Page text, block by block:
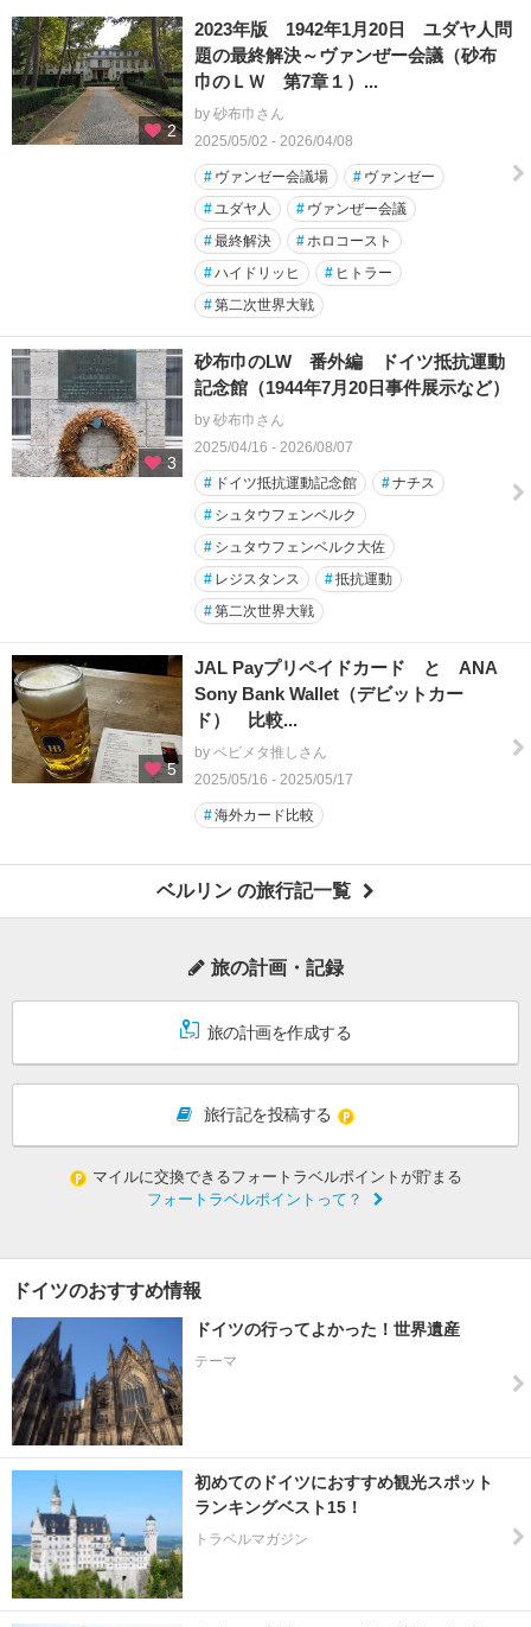
2
2023年版 1942年1月20日 ユダヤ人問
題の最終解決～ヴァンぜー会議（砂布
巾のＬＷ 第7章１）...
by 砂布巾さん
2025/05/02 - 2026/04/08
# ヴァンゼー会議場 # ヴァンゼー
#ユダヤ人 # ヴァンぜー会議
#最終解決 #ホロコースト
#ハイドリッヒ # ヒトラー
#第二次世界大戦
3
砂布巾のLW 番外編 ドイツ抵抗運動
記念館（1944年7月20日事件展示など）
by 砂布巾さん
2025/04/16 - 2026/08/07
# ドイツ抵抗運動記念館 #ナチス
# シュタウフェンベルク
# シュタウフェンベルク大佐
# レジスタンス #抵抗運動
#第二次世界大戦
5
JAL Payプリペイドカード と ANA
Sony Bank Wallet（デビットカー
ド） 比較...
by ベビメタ推しさん
2025/05/16 - 2025/05/17
#海外カード比較
ベルリン の旅行記一覧
旅の計画・記録
旅の計画を作成する
旅行記を投稿する
マイルに交換できるフォートラベルポイントが貯まる
フォートラベルポイントって？
ドイツのおすすめ情報
ドイツの行ってよかった！世界遺産
テーマ
初めてのドイツにおすすめ観光スポット
ランキングベスト15！
トラベルマガジン